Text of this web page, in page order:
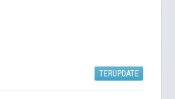
TERUPDATE